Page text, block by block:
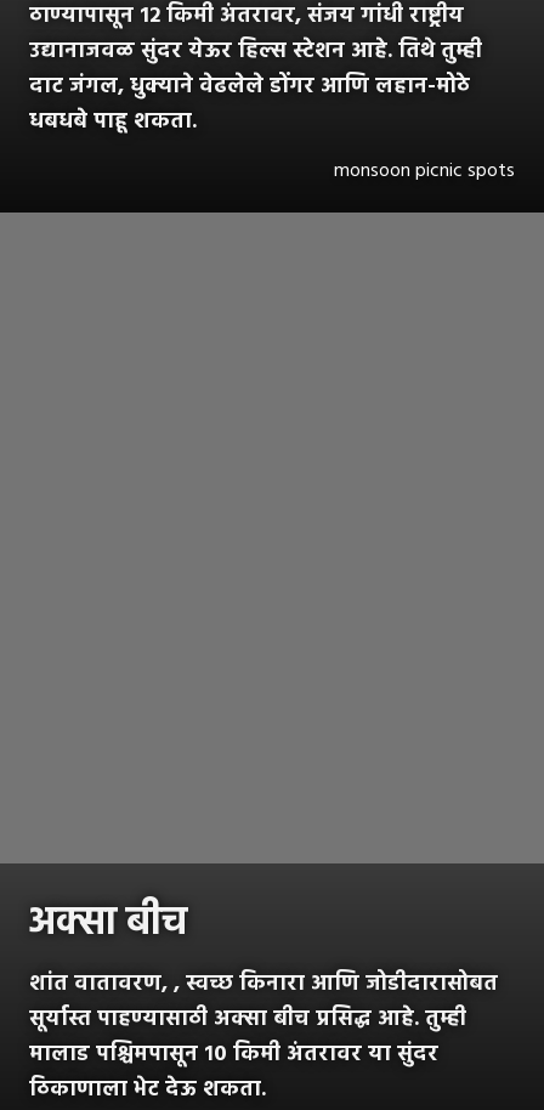
ठाण्यापासून 12 किमी अंतरावर, संजय गांधी राष्ट्रीय
उद्यानाजवळ सुंदर येऊर हिल्स स्टेशन आहे. तिथे तुम्ही
दाट जंगल, धुक्याने वेढलेले डोंगर आणि लहान-मोठे
धबधबे पाहू शकता.
monsoon picnic spots
अक्सा बीच
शांत वातावरण, , स्वच्छ किनारा आणि जोडीदारासोबत
सूर्यास्त पाहण्यासाठी अक्सा बीच प्रसिद्ध आहे. तुम्ही
मालाड पश्चिमपासून १० किमी अंतरावर या सुंदर
ठिकाणाला भेट देऊ शकता.